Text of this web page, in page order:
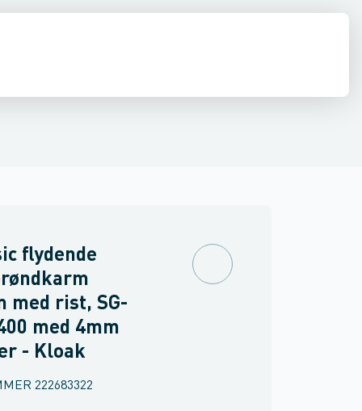
flydende
med rist, SG-
med 4mm
- Kloak
222683322